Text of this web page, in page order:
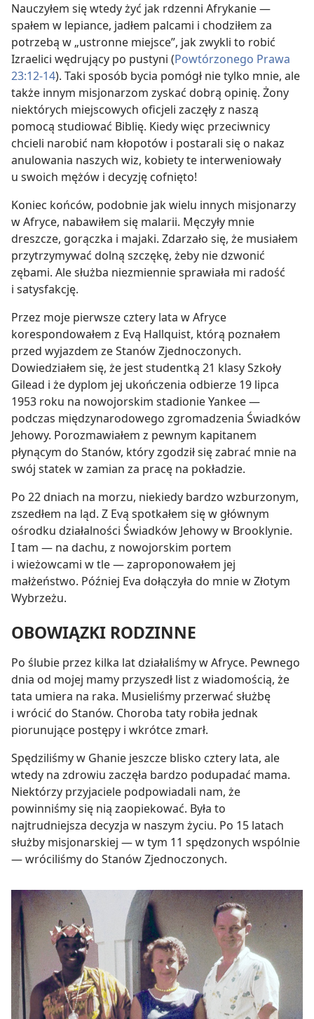
Nauczyłem się wtedy żyć jak rdzenni Afrykanie —
spałem w lepiance, jadłem palcami i chodziłem za
potrzebą w „ustronne miejsce”, jak zwykli to robić
Izraelici wędrujący po pustyni (Powtórzonego Prawa
23:12-14). Taki sposób bycia pomógł nie tylko mnie, ale
także innym misjonarzom zyskać dobrą opinię. Żony
niektórych miejscowych oficjeli zaczęły z naszą
pomocą studiować Biblię. Kiedy więc przeciwnicy
chcieli narobić nam kłopotów i postarali się o nakaz
anulowania naszych wiz, kobiety te interweniowały
u swoich mężów i decyzję cofnięto!
Koniec końców, podobnie jak wielu innych misjonarzy
w Afryce, nabawiłem się malarii. Męczyły mnie
dreszcze, gorączka i majaki. Zdarzało się, że musiałem
przytrzymywać dolną szczękę, żeby nie dzwonić
zębami. Ale służba niezmiennie sprawiała mi radość
i satysfakcję.
Przez moje pierwsze cztery lata w Afryce
korespondowałem z Evą Hallquist, którą poznałem
przed wyjazdem ze Stanów Zjednoczonych.
Dowiedziałem się, że jest studentką 21 klasy Szkoły
Gilead i że dyplom jej ukończenia odbierze 19 lipca
1953 roku na nowojorskim stadionie Yankee —
podczas międzynarodowego zgromadzenia Świadków
Jehowy. Porozmawiałem z pewnym kapitanem
płynącym do Stanów, który zgodził się zabrać mnie na
swój statek w zamian za pracę na pokładzie.
Po 22 dniach na morzu, niekiedy bardzo wzburzonym,
zszedłem na ląd. Z Evą spotkałem się w głównym
ośrodku działalności Świadków Jehowy w Brooklynie.
I tam — na dachu, z nowojorskim portem
i wieżowcami w tle — zaproponowałem jej
małżeństwo. Później Eva dołączyła do mnie w Złotym
Wybrzeżu.
OBOWIĄZKI RODZINNE
Po ślubie przez kilka lat działaliśmy w Afryce. Pewnego
dnia od mojej mamy przyszedł list z wiadomością, że
tata umiera na raka. Musieliśmy przerwać służbę
i wrócić do Stanów. Choroba taty robiła jednak
piorunujące postępy i wkrótce zmarł.
Spędziliśmy w Ghanie jeszcze blisko cztery lata, ale
wtedy na zdrowiu zaczęła bardzo podupadać mama.
Niektórzy przyjaciele podpowiadali nam, że
powinniśmy się nią zaopiekować. Była to
najtrudniejsza decyzja w naszym życiu. Po 15 latach
służby misjonarskiej — w tym 11 spędzonych wspólnie
— wróciliśmy do Stanów Zjednoczonych.